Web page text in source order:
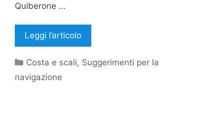
Quiberone …
Leggi l’articolo
Categorie
Costa e scali, Suggerimenti per la
navigazione